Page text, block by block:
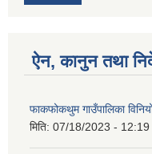
ऐन, कानुन तथा
फाकफोकथुम गाउँपालिका
मिति: 07/18/2023 - 12:19